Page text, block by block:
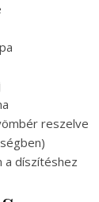
reszelve
a díszítéshez